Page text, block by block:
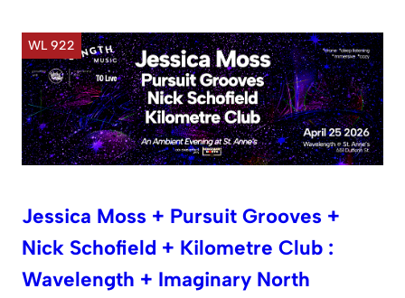
WL 922
Jessica Moss + Pursuit Grooves +
Nick Schofield + Kilometre Club :
Wavelength + Imaginary North